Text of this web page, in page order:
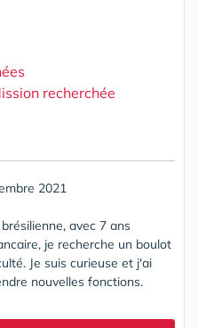
recherchée
2021
avec 7 ans
je recherche un boulot
Je suis curieuse et j'ai
nouvelles fonctions.